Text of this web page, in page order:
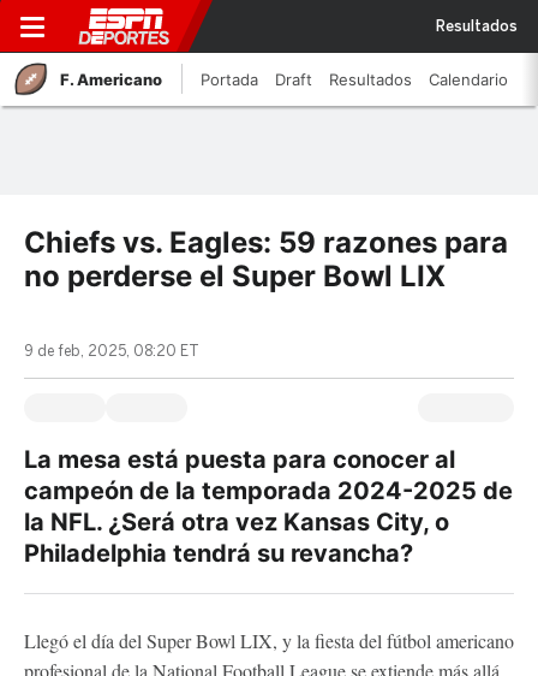
Resultados
F. Americano Portada Draft Resultados Calendario
Chiefs vs. Eagles: 59 razones para
no perderse el Super Bowl LIX
9 de feb, 2025, 08:20 ET
La mesa está puesta para conocer al
campeón de la temporada 2024-2025 de
la NFL. ¿Será otra vez Kansas City, o
Philadelphia tendrá su revancha?
Llegó el día del Super Bowl LIX, y la fiesta del fútbol americano
profesional de la National Football League se extiende más allá